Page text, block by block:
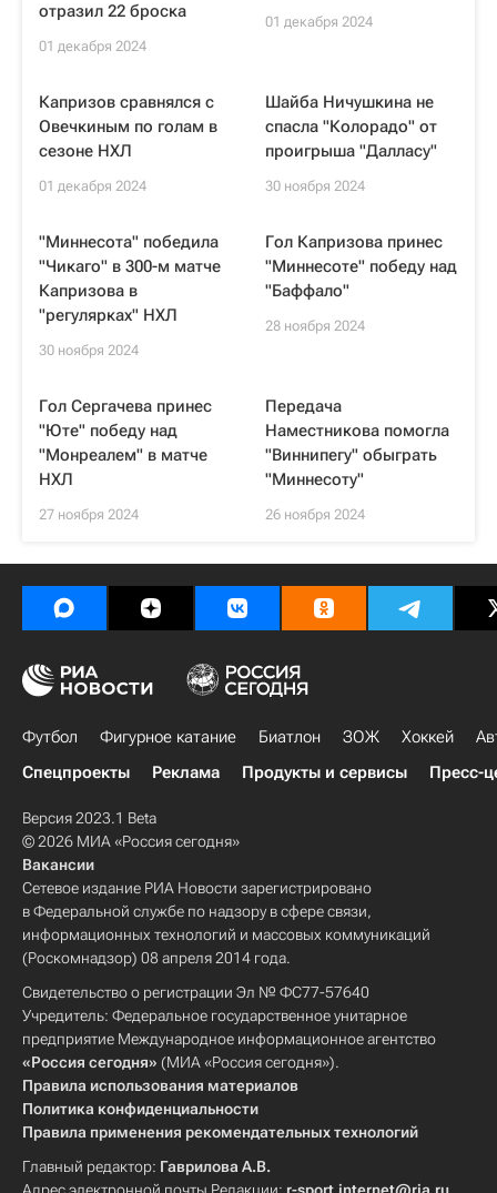
отразил 22 броска
01 декабря 2024
01 декабря 2024
Капризов сравнялся с
Овечкиным по голам в
сезоне НХЛ
01 декабря 2024
Шайба Ничушкина не
спасла "Колорадо" от
проигрыша "Далласу"
30 ноября 2024
"Миннесота" победила
"Чикаго" в 300-м матче
Капризова в
"регулярках" НХЛ
30 ноября 2024
Гол Капризова принес
"Миннесоте" победу над
"Баффало"
28 ноября 2024
Гол Сергачева принес
"Юте" победу над
"Монреалем" в матче
НХЛ
27 ноября 2024
Передача
Наместникова помогла
"Виннипегу" обыграть
"Миннесоту"
26 ноября 2024
Футбол Фигурное катание Биатлон ЗОЖ Хоккей
Спецпроекты
Реклама Продукты и сервисы Пресс-
Версия 2023.1 Beta
© 2026 МИА «Россия сегодня»
Вакансии
Сетевое издание РИА Новости зарегистрировано
в Федеральной службе по надзору в сфере связи,
информационных технологий и массовых коммуникаций
(Роскомнадзор) 08 апреля 2014 года.
Свидетельство о регистрации Эл № ФС77-57640
Учредитель: Федеральное государственное унитарное
предприятие Международное информационное агентство
«Россия сегодня» (МИА «Россия сегодня»).
Правила использования материалов
Политика конфиденциальности
Правила применения рекомендательных технологий
Главный редактор: Гаврилова А.В.